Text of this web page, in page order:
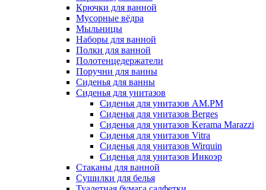
Крючки для ванной
Мусорные вёдра
Мыльницы
Наборы для ванной
Полки для ванной
Полотенцедержатели
Поручни для ванны
Сиденья для ванны
Сиденья для унитазов
Сиденья для унитазов AM.PM
Сиденья для унитазов Berges
Сиденья для унитазов Kerama Marazzi
Сиденья для унитазов Vitra
Сиденья для унитазов Wirquin
Сиденья для унитазов Инкоэр
Стаканы для ванной
Сушилки для белья